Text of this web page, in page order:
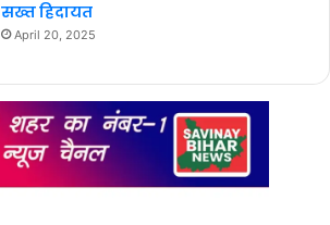
सख्त हिदायत
April 20, 2025